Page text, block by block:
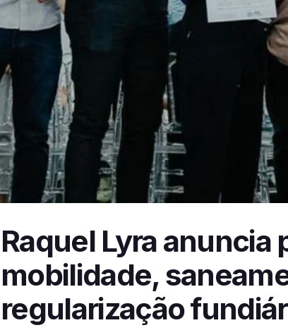
Raquel Lyra anuncia
mobilidade,
regularização